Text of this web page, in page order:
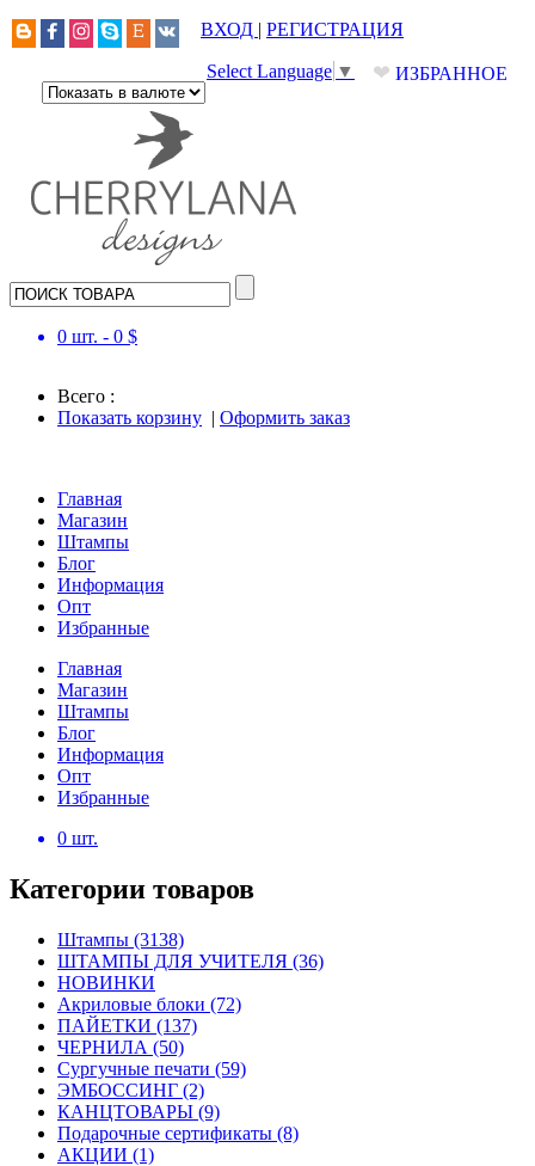
ВХОД | РЕГИСТРАЦИЯ
❤ ИЗБРАННОЕ
Select Language ▼
0 шт. - 0 $
Всего :
Показать корзину | Оформить заказ
Главная
Магазин
Штампы
Блог
Информация
Опт
Избранные
Главная
Магазин
Штампы
Блог
Информация
Опт
Избранные
0 шт.
Категории товаров
Штампы (3138)
ШТАМПЫ ДЛЯ УЧИТЕЛЯ (36)
НОВИНКИ
Акриловые блоки (72)
ПАЙЕТКИ (137)
ЧЕРНИЛА (50)
Сургучные печати (59)
ЭМБОССИНГ (2)
КАНЦТОВАРЫ (9)
Подарочные сертификаты (8)
АКЦИИ (1)